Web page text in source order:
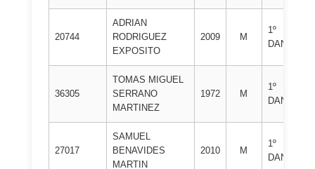
20744
ADRIAN
RODRIGUEZ
EXPOSITO
2009 M
1º
DAN
36305
TOMAS MIGUEL
SERRANO
MARTINEZ
1972 M
1º
DAN
27017
SAMUEL
BENAVIDES
MARTIN
2010 M
1º
DAN